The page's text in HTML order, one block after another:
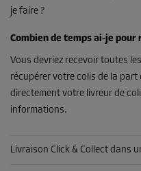
je faire ?
Combien de temps ai-je pour
Vous devriez recevoir toutes
récupérer votre colis de la
directement votre livreur de
informations.
Livraison Click & Collect dans